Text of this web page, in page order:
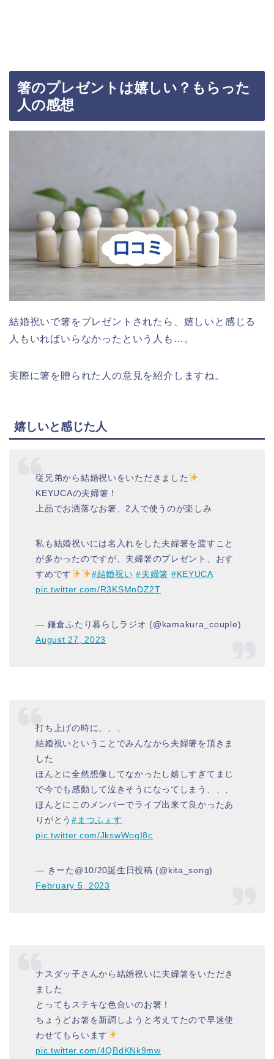
箸のプレゼントは嬉しい？もらった
人の感想
結婚祝いで箸をプレゼントされたら、嬉しいと感じる
人もいればいらなかったという人も…。
実際に箸を贈られた人の意見を紹介しますね。
嬉しいと感じた人
従兄弟から結婚祝いをいただきました
KEYUCAの夫婦箸！
上品でお洒落なお箸、2人で使うのが楽しみ
私も結婚祝いには名入れをした夫婦箸を渡すこと
が多かったのですが、夫婦箸のプレゼント、おす
すめです
#結婚祝い #夫婦箸 #KEYUCA
pic.twitter.com/R3KSMnDZ2T
— 鎌倉ふたり暮らしラジオ (@kamakura_couple)
August 27, 2023
打ち上げの時に、、、
結婚祝いということでみんなから夫婦箸を頂きま
した
ほんとに全然想像してなかったし嬉しすぎてまじ
で今でも感動して泣きそうになってしまう、、、
ほんとにこのメンバーでライブ出来て良かったあ
りがとう#まつふぇす
pic.twitter.com/JkswWoqI8c
— きーた@10/20誕生日投稿 (@kita_song)
February 5, 2023
ナスダッ子さんから結婚祝いに夫婦箸をいただき
ました
とってもステキな色合いのお箸！
ちょうどお箸を新調しようと考えてたので早速使
わせてもらいます
pic.twitter.com/4QBdKNk9mw